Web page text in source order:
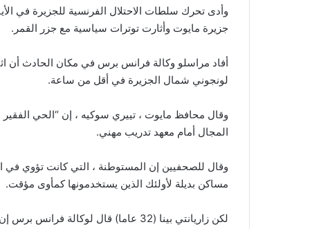
وأدى تحرك سلطات الاحتلال الفرنسية للجزيرة في
جزيرة مايوت وأثارت توترات سياسية مع جزر القمر.
أفاد مراسلو وكالة فرانس برس في مكان الحادث أن
لونجوني شمال الجزيرة في أقل من ساعة.
وقال محافظ مايوت ، تييري سوكيه ، إن “الحي
المجال أمام معهد تدريب مهني.
مساكن بديلة لأولئك الذين يستخدمونها كمأوى مؤقت.
لكن زاريانتي بينا (32 عاما) قال لوكالة فرانس برس إن الهدم المفاجئ كان مفاجأة.